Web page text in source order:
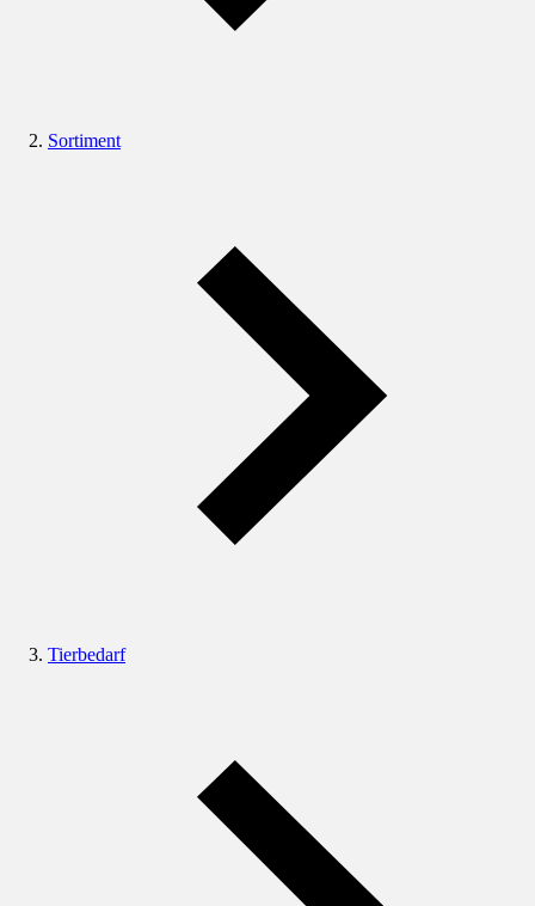
Sortiment
Tierbedarf